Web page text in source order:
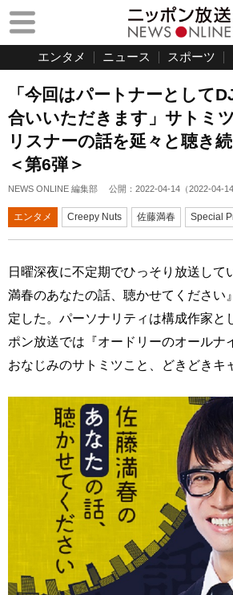
エンタメ ニュース スポーツ
「今回はパートナーとして
合いいただきます」サトミ
リスナーの話を延々と聴き
＜第6弾＞
NEWS ONLINE 編集部 公開： 2022-04-14 （2022-04-14
エンタメ Creepy Nuts 佐藤満春 Special
日曜深夜に不定期でひっそり放送して
満春のあなたの話、聴かせてください
定した。パーソナリティは構成作家と
ポン放送では『オードリーのオールナ
おなじみのサトミツこと、どきどきキ